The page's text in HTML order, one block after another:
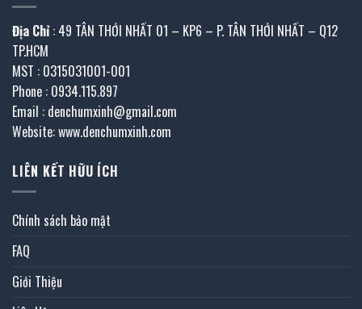
Địa Chỉ : 49 TÂN THỚI NHẤT 01 – KP6 – P. TÂN THỚI NHẤT – Q12
TP.HCM
MST : 0315031001-001
Phone : 0934.115.897
Email : denchumxinh@gmail.com
Website: www.denchumxinh.com
LIÊN KẾT HỮU ÍCH
Chính sách bảo mật
FAQ
Giới Thiệu